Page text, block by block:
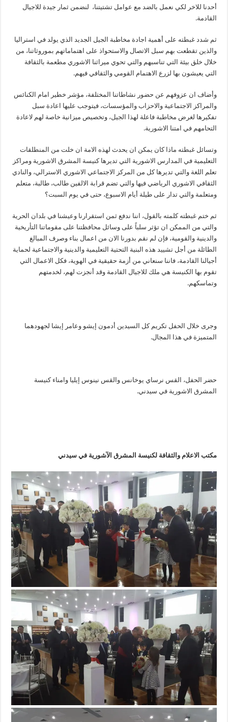
أحدنا للاخر لكي نعمل بالضد مع عوامل تشتيتنا، لنضمن ثمار جيدة للاجيال
القادمة.
ثم شدد غبطته على أهمية اجادة مخاطبة الجيل الجديد الذي يولد في استراليا
والذين تقطعت بهم سبل الاتصال والاستحواذ على اهتماماتهم بموروثاتنا، من
خلال خلق بيئة التي تناسبهم والتي تحوي ميراثنا الاشوري مطعمة بالثقافة
التي يعيشون بها لزرع الاهتمام القومي والثقافي فيهم.
وأضاف ان عزوفهم عن حضور نشاطاتنا المختلفة، مؤشر خطير امام الكنائس
والمراكز الاجتماعية والاحزاب والمؤسسات، فيتوجب عليها اعادة سبل
تفكيرها لغرض مخاطبة فاعلة لهذا الجيل، وتخصيص ميزانية خاصة لهم لاعادة
التحامهم في امتنا الاشورية.
وتسائل غبطته ماذا كان يمكن ان يحدث لهذه الامة ان خلت من المنطلقات
التعليمية في المدارس الاشورية التي تديرها كنيسة المشرق الاشورية ومراكز
تعلم اللغة والتي تديرها كل من المركز الاجتماعي الاشوري الاسترالي، والنادي
الثقافي الاشوري الرياضي فيها والتي تضم قرابة الالفين طالب، طالبة، متعلم
ومتعلمة والتي تدار على طيلة أيام الاسبوع، حتى في يوم السبت؟
ثم ختم غبطته كلمته بالقول، اننا ندفع ثمن استقرارنا وعيشنا في بلدان الحرية
والتي من الممكن ان تؤثر سلباً على وسائل محافظتنا على مقوماتنا التأريخية
والدينية والقومية، فإن لم نقم بدورنا الان من اعمال بناء وصرف المبالغ
الطائلة من أجل تشييد هذه البنية التحتية التعليمية والدينية والاجتماعية لحماية
أجيالنا القادمة، فاننا سنعاني من أزمة حقيقية في الهوية، فكل الاعمال التي
تقوم بها الكنيسة هي ملك للاجيال القادمة وقد أنجزت لهم، لخدمتهم
وتماسكهم.
وجرى خلال الحفل تكريم كل السيدين أدمون إيشو وعامر إيشا لجهودهما
المتميزة في هذا المجال.
حضر الحفل، القس نرساي يوخانس والقس نينوس إيليا وامناء كنيسة
المشرق الاشورية في سيدني.
مكتب الاعلام والثقافة لكنيسة المشرق الآشورية في سيدني